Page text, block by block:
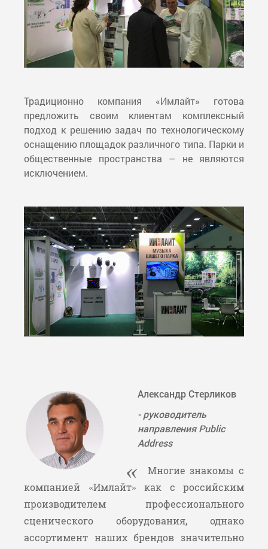
Традиционно компания «Имлайт» готова
предложить своим клиентам комплексный
подход к решению задач по технологическому
оснащению площадок различного типа. Парки и
общественные пространства – не являются
исключением.
Александр Стерликов
- руководитель
направления Public
Address
Многие знакомы с
компанией «Имлайт» как с российским
производителем профессионального
сценического оборудования, однако
ассортимент наших брендов значительно